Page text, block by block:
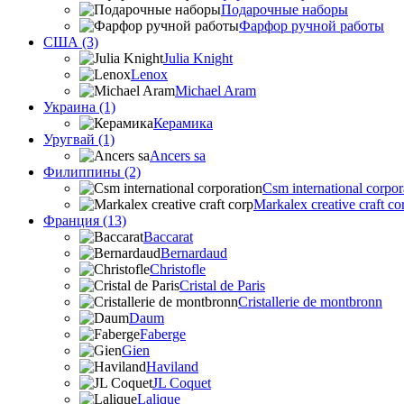
Подарочные наборы
Фарфор ручной работы
США (3)
Julia Knight
Lenox
Michael Aram
Украина (1)
Керамика
Уругвай (1)
Ancers sa
Филиппины (2)
Csm international
Markalex creative craft
Франция (13)
Baccarat
Bernardaud
Christofle
Cristal de Paris
Cristallerie de montbronn
Daum
Faberge
Gien
Haviland
JL Coquet
Lalique